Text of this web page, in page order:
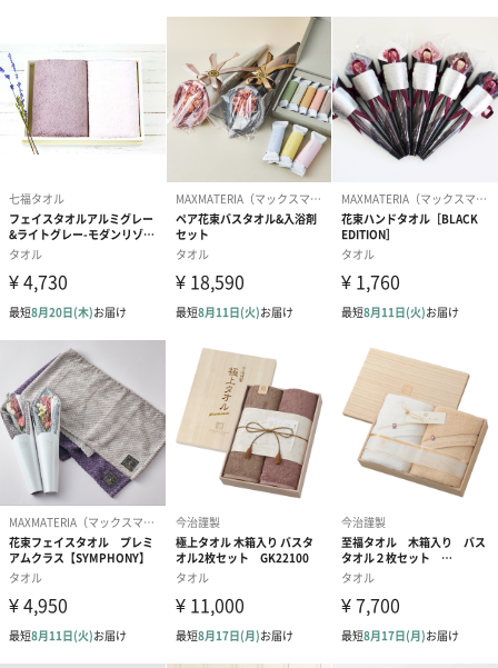
●ワインレッド
高級なイメージで暖かさを感じさせる色です。
【ShunQ（瞬吸）】
瞬く間に水を吸う
【ShunQ（瞬吸）】
使った人が笑顔になる、本物のタオルです。
お祝いや内祝いの贈り物に
肌に優しいオーガニック100%のタオルなのでどなたにも贈りやす
いアイテムです。
結婚祝いや出産内祝いなど様々な贈り物におすすめです。
豊富なカラーバリエーションになっていますのでお好みのカラー
をお選びいただけるもの魅力です。